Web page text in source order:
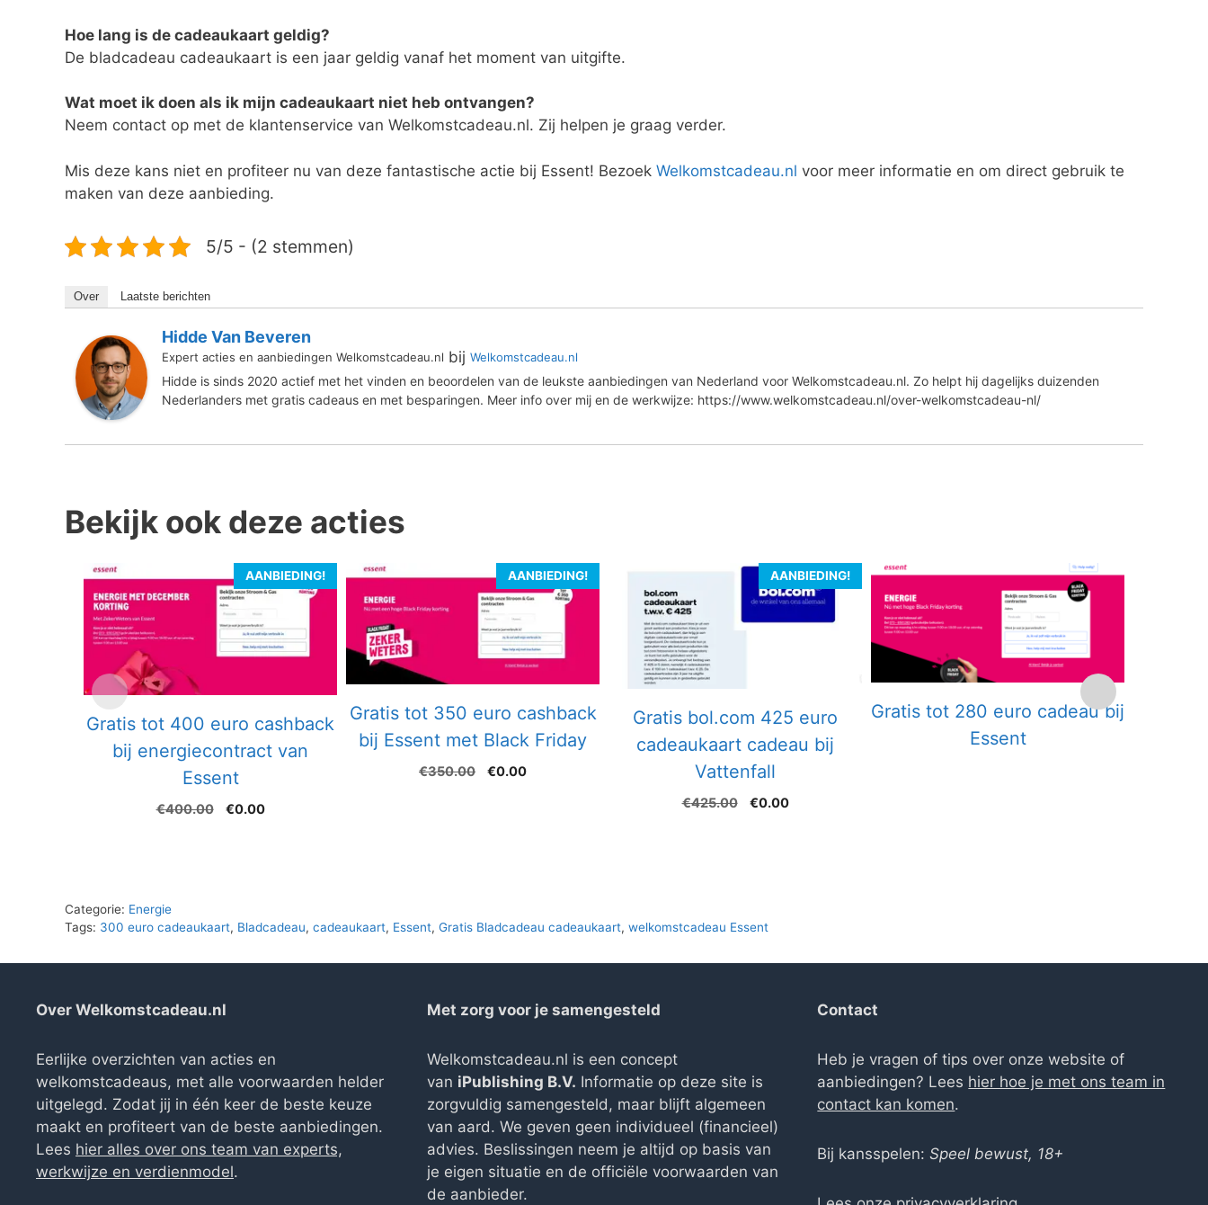
Hoe lang is de cadeaukaart geldig?
De bladcadeau cadeaukaart is een jaar geldig vanaf het moment van uitgifte.
Wat moet ik doen als ik mijn cadeaukaart niet heb ontvangen?
Neem contact op met de klantenservice van Welkomstcadeau.nl. Zij helpen je graag verder.
Mis deze kans niet en profiteer nu van deze fantastische actie bij Essent! Bezoek Welkomstcadeau.nl voor meer informatie en om direct gebruik te
maken van deze aanbieding.
5/5 - (2 stemmen)
Over Laatste berichten
Hidde Van Beveren
Expert acties en aanbiedingen Welkomstcadeau.nl bij Welkomstcadeau.nl
Hidde is sinds 2020 actief met het vinden en beoordelen van de leukste aanbiedingen van Nederland voor Welkomstcadeau.nl. Zo helpt hij dagelijks duizenden
Nederlanders met gratis cadeaus en met besparingen. Meer info over mij en de werkwijze: https://www.welkomstcadeau.nl/over-welkomstcadeau-nl/
Bekijk ook deze acties
AANBIEDING!
Gratis tot 400 euro cashback
bij energiecontract van
Essent
€400.00
Oorspronkelijke
€0.00Huidige
AANBIEDING!
Gratis tot 350 euro cashback
bij Essent met Black Friday
€350.00
Oorspronkelijke
€0.00Huidige
AANBIEDING!
Gratis bol.com 425 euro
cadeaukaart cadeau bij
Vattenfall
€425.00
Oorspronkelijke
€0.00Huidige
Gratis tot 280 euro cadeau bij
Essent
Categorie: Energie
Tags: 300 euro cadeaukaart, Bladcadeau, cadeaukaart, Essent, Gratis Bladcadeau cadeaukaart, welkomstcadeau Essent
Over Welkomstcadeau.nl
Eerlijke overzichten van acties en
welkomstcadeaus, met alle voorwaarden helder
uitgelegd. Zodat jij in één keer de beste keuze
maakt en profiteert van de beste aanbiedingen.
Lees hier alles over ons team van experts,
werkwijze en verdienmodel.
Met zorg voor je samengesteld
Welkomstcadeau.nl is een concept
van iPublishing B.V. Informatie op deze site is
zorgvuldig samengesteld, maar blijft algemeen
van aard. We geven geen individueel (financieel)
advies. Beslissingen neem je altijd op basis van
je eigen situatie en de officiële voorwaarden van
de aanbieder.
Contact
Heb je vragen of tips over onze website of
aanbiedingen? Lees hier hoe je met ons team in
contact kan komen.
Bij kansspelen:Speel bewust, 18+